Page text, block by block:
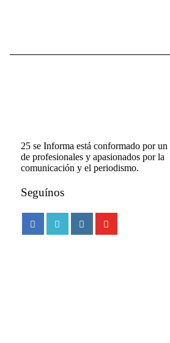
25 se Informa está conformado por
de profesionales y apasionados por la
comunicación y el periodismo.
Seguínos